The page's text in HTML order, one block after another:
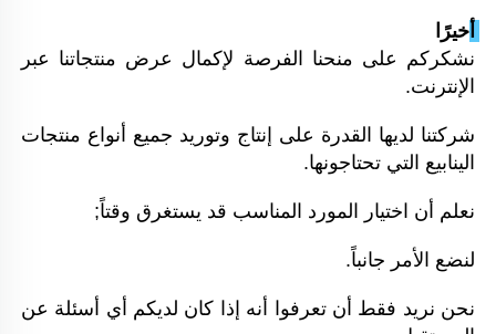
أخيرًا
الإنترنت.
الينابيع التي تحتاجونها.
نعلم أن اختيار المورد المناسب قد يستغرق وقتاً;
لنضع الأمر جانباً.